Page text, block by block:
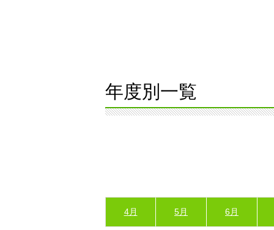
年度別一覧
4月 5月 6月